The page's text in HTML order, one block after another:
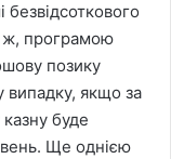
ж, програмою
позику
якщо за
буде
Ще однією